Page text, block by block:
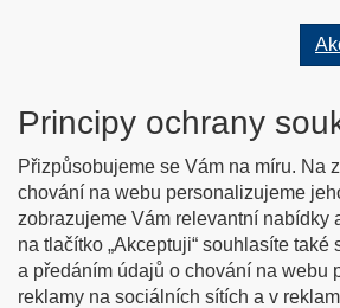
Principy ochrany
Přizpůsobujeme se Vám na míru. Na
chování na webu personalizujeme
zobrazujeme Vám relevantní nabídky
na tlačítko „Akceptuji“ souhlasíte
a předáním údajů o chování na webu
reklamy na sociálních sítích a v
O nás Kontakty Jak nakupovat
English info
Prodej zboží pro zrakově